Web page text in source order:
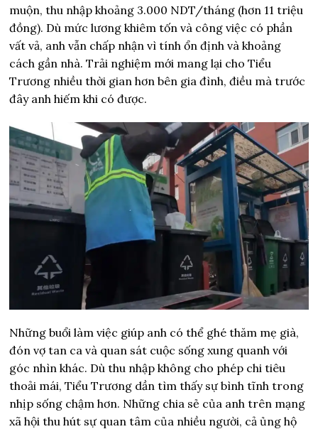
muộn, thu nhập khoảng 3.000 NDT/tháng (hơn 11 triệu
đồng). Dù mức lương khiêm tốn và công việc có phần
vất vả, anh vẫn chấp nhận vì tính ổn định và khoảng
cách gần nhà. Trải nghiệm mới mang lại cho Tiểu
Trương nhiều thời gian hơn bên gia đình, điều mà trước
đây anh hiếm khi có được.
Những buổi làm việc giúp anh có thể ghé thăm mẹ già,
đón vợ tan ca và quan sát cuộc sống xung quanh với
góc nhìn khác. Dù thu nhập không cho phép chi tiêu
thoải mái, Tiểu Trương dần tìm thấy sự bình tĩnh trong
nhịp sống chậm hơn. Những chia sẻ của anh trên mạng
xã hội thu hút sự quan tâm của nhiều người, cả ủng hộ